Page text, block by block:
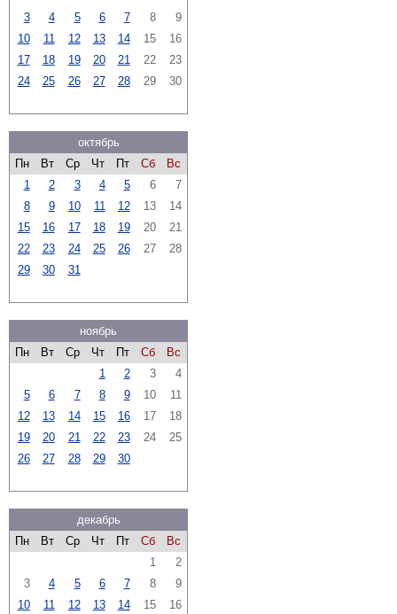
3
4 5 6 7 8
9
10
11 12 13 14 15
16
17
18 19 20 21 22
23
24
25 26 27 28 29 30
октябрь
Пн
Вт Ср Чт Пт Сб
Вс
1
2 3 4 5 6
7
8
9 10 11 12 13
14
15
16 17 18 19 20
21
22
23 24 25 26 27
28
29
30 31
ноябрь
Пн
Вт Ср Чт Пт Сб
Вс
1
2 3
4
5
6 7 8 9 10
11
12
13 14 15 16 17
18
19
20 21 22 23 24
25
26
27 28 29 30
декабрь
Пн
Вт Ср Чт Пт Сб
Вс
1
2
3
4 5 6 7 8
9
10
11 12 13 14 15
16